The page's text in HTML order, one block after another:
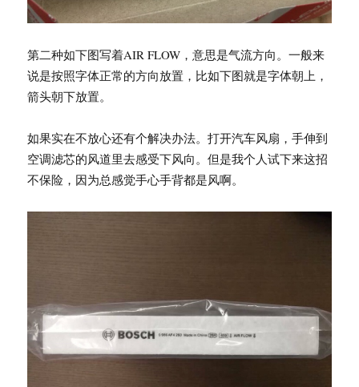
第二种如下图写着AIR FLOW，意思是气流方向。一般来
说是按照字体正常的方向放置，比如下图就是字体朝上，
箭头朝下放置。
如果实在不放心还有个解决办法。打开汽车风扇，手伸到
空调滤芯的风道里去感受下风向。但是我个人试下来这招
不保险，因为总感觉手心手背都是风啊。